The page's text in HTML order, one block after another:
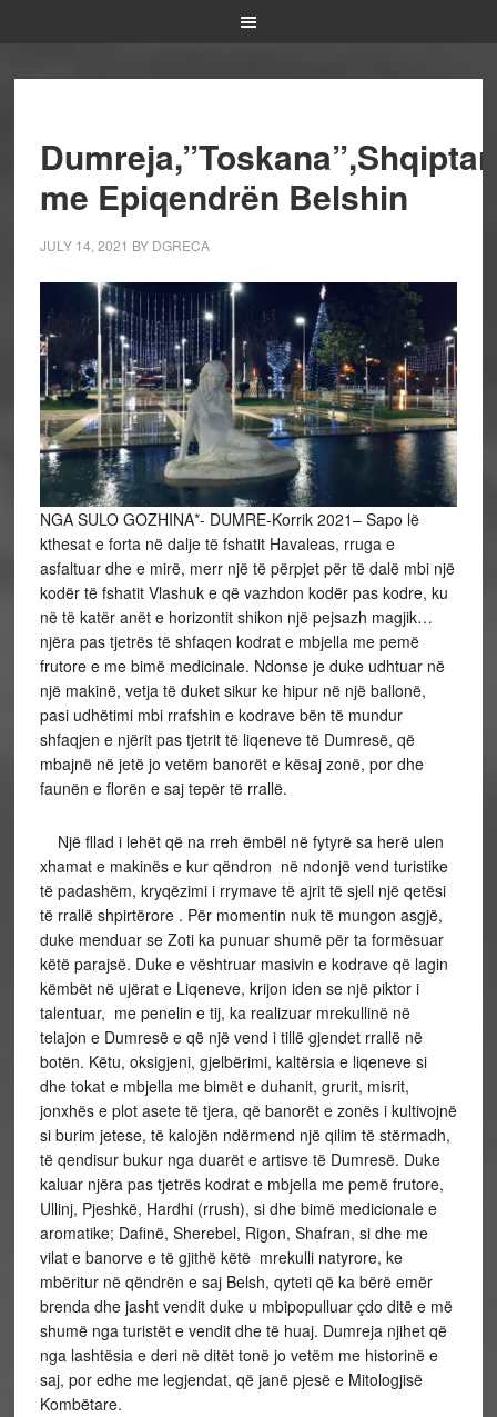
me Epiqendrën Belshin
JULY 14, 2021 BY DGRECA
NGA SULO GOZHINA*- DUMRE-Korrik 2021– Sapo lë
kthesat e forta në dalje të fshatit Havaleas, rruga e
asfaltuar dhe e mirë, merr një të përpjet për të dalë mbi një
kodër të fshatit Vlashuk e që vazhdon kodër pas kodre, ku
në të katër anët e horizontit shikon një pejsazh magjik…
njëra pas tjetrës të shfaqen kodrat e mbjella me pemë
frutore e me bimë medicinale. Ndonse je duke udhtuar në
një makinë, vetja të duket sikur ke hipur në një ballonë,
pasi udhëtimi mbi rrafshin e kodrave bën të mundur
shfaqjen e njërit pas tjetrit të liqeneve të Dumresë, që
mbajnë në jetë jo vetëm banorët e kësaj zonë, por dhe
faunën e florën e saj tepër të rrallë.
Një fllad i lehët që na rreh ëmbël në fytyrë sa herë ulen
xhamat e makinës e kur qëndron në ndonjë vend turistike
të padashëm, kryqëzimi i rrymave të ajrit të sjell një qetësi
të rrallë shpirtërore . Për momentin nuk të mungon asgjë,
duke menduar se Zoti ka punuar shumë për ta formësuar
këtë parajsë. Duke e vështruar masivin e kodrave që lagin
këmbët në ujërat e Liqeneve, krijon iden se një piktor i
talentuar, me penelin e tij, ka realizuar mrekullinë në
telajon e Dumresë e që një vend i tillë gjendet rrallë në
botën. Këtu, oksigjeni, gjelbërimi, kaltërsia e liqeneve si
dhe tokat e mbjella me bimët e duhanit, grurit, misrit,
jonxhës e plot asete të tjera, që banorët e zonës i kultivojnë
si burim jetese, të kalojën ndërmend një qilim të stërmadh,
të qendisur bukur nga duarët e artisve të Dumresë. Duke
kaluar njëra pas tjetrës kodrat e mbjella me pemë frutore,
Ullinj, Pjeshkë, Hardhi (rrush), si dhe bimë medicionale e
aromatike; Dafinë, Sherebel, Rigon, Shafran, si dhe me
vilat e banorve e të gjithë këtë mrekulli natyrore, ke
mbëritur në qëndrën e saj Belsh, qyteti që ka bërë emër
brenda dhe jasht vendit duke u mbipopulluar çdo ditë e më
shumë nga turistët e vendit dhe të huaj. Dumreja njihet që
nga lashtësia e deri në ditët tonë jo vetëm me historinë e
saj, por edhe me legjendat, që janë pjesë e Mitologjisë
Kombëtare.